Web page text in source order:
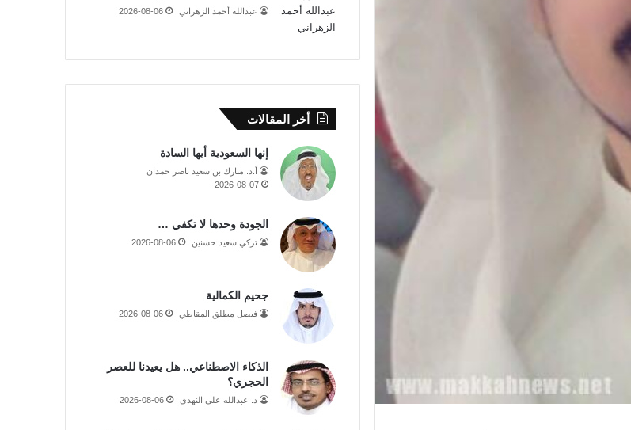
عبدالله أحمد الزهراني 2026-08-06
أخر المقالات
إنها السعودية أيها السادة
أ.د. مبارك بن سعيد ناصر حمدان
2026-08-07
الجودة وحدها لا تكفي …
تركي سعيد حسنين 2026-08-06
جحيم الكمالية
فيصل مطلق المقاطي 2026-08-06
الذكاء الاصطناعي.. هل يعيدنا للعصر
الحجري؟
د. عبدالله علي النهدي 2026-08-06